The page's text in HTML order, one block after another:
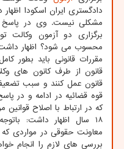
دادگستری ایران اسکودا
مشکلی نیست. وی در
برگزاری دو آزمون وکالت
محسوب می شود؟ اظهار داشت:
مقررات قانونی باید بطور
قانون از طرف کانون های
قانون عمل کنند و سبب
قوه قضائیه در ادامه و در
که در ارتباط با اصلاح قوانین
۱۸ سال اظهار داشت:
معاونت حقوقی در مواردی
بررسی های لازم را انجام